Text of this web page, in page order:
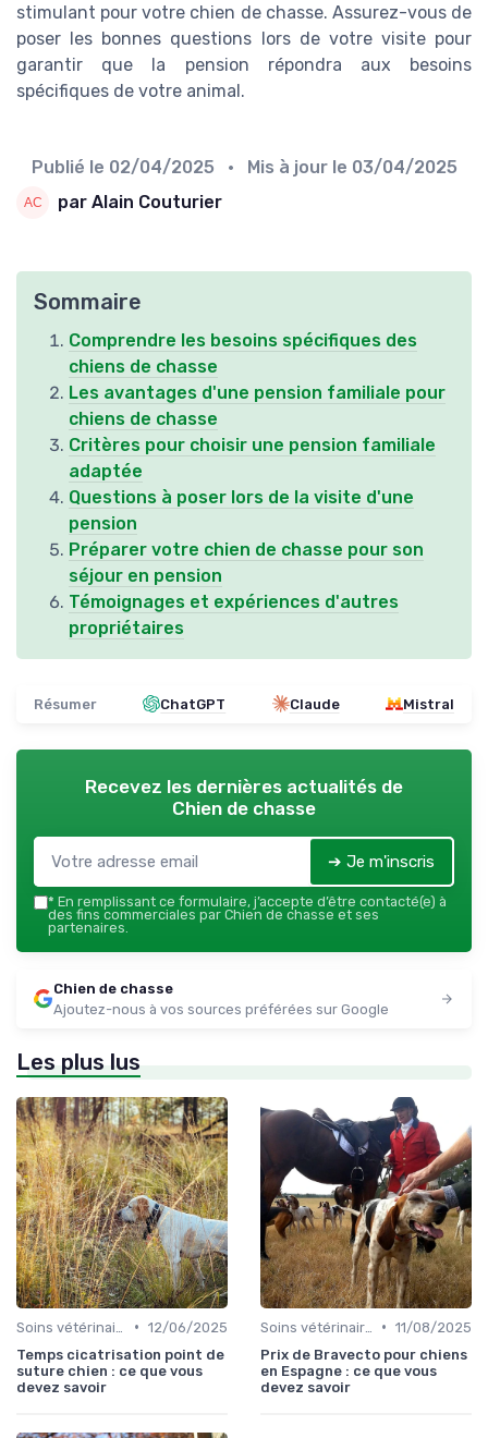
stimulant pour votre chien de chasse. Assurez-vous de
poser les bonnes questions lors de votre visite pour
garantir que la pension répondra aux besoins
spécifiques de votre animal.
Publié le 02/04/2025 • Mis à jour le 03/04/2025
par Alain Couturier
Sommaire
Comprendre les besoins spécifiques des
chiens de chasse
Les avantages d'une pension familiale pour
chiens de chasse
Critères pour choisir une pension familiale
adaptée
Questions à poser lors de la visite d'une
pension
Préparer votre chien de chasse pour son
séjour en pension
Témoignages et expériences d'autres
propriétaires
Résumer ChatGPT Claude Mistral
Recevez les dernières actualités de
Chien de chasse
➔ Je m'inscris
* En remplissant ce formulaire, j’accepte d’être contacté(e) à
des fins commerciales par Chien de chasse et ses
partenaires.
Chien de chasse
Ajoutez-nous à vos sources préférées sur Google
Les plus lus
• 12/06/2025
Temps cicatrisation point de
suture chien : ce que vous
devez savoir
• 11/08/2025
Prix de Bravecto pour chiens
en Espagne : ce que vous
devez savoir